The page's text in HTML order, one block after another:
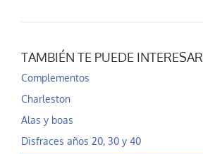
TAMBIÉN TE PUEDE INTERESAR
Complementos
Charleston
Alas y boas
Disfraces años 20, 30 y 40